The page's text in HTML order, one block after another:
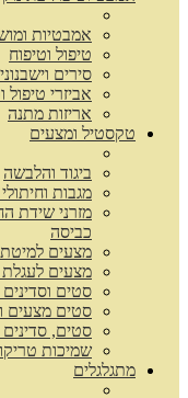
אמבטיות
טיפול וטיפוח
סירים
אביזרי טיפול
אריזות מתנה
טקסטיל ומצעים
ביגוד והלבשה
מגבות
מזרני שידת
כביסה
מצעים
מצעים לעגלת
סטים
סטים מצעים
סטים,
שמיכות
מתגלגלים